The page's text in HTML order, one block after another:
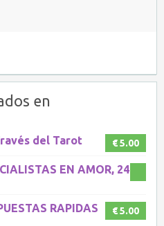
en
€ 5.00
del Tarot
EN AMOR, 24
€ 5.00
RAPIDAS